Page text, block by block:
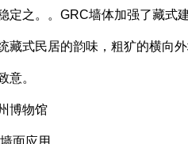
定之。。GRC墙体加强了藏式
藏式民居的韵味，粗犷的横向
意。
博物馆
面应用